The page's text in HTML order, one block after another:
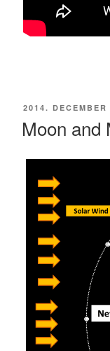
BEKÜLDVE:
2014. DECEMBER
Moon and